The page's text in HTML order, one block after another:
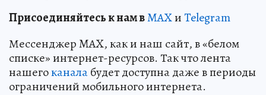
Присоединяйтесь к нам вMAXиTelegram
Мессенджер MAX, как и наш сайт, в «белом
списке» интернет-ресурсов. Так что лента
нашегоканалабудет доступна даже в периоды
ограничений мобильного интернета.